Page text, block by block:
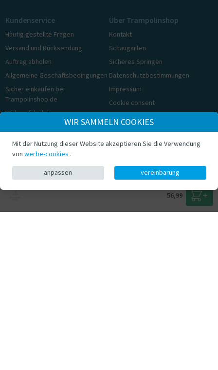
56,99
Kundenservice
Häufig gestellte Fragen
Versand und Rücksendung
Auftrag abholen
Allgemeine Geschäftsbedingungen
Sicher einkaufen bei
Trampolinshop.de
Widerrufsbelehrung
Über Trampolinshop
Kontakt
Schaugarten
Sicheres Springen
Datenschutzbestimmungen
Impressum
Cookie consent
© Trampolinshop.de 2026
WIR SAMMELN COOKIES
Mit der Nutzung dieser Website akzeptieren Sie die Verwendung
von werbe-cookies .
anpassen vereinbarung